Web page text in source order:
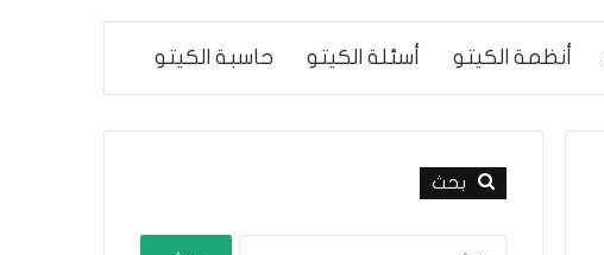
أنظمة الكيتو أسئلة الكيتو حاسبة الكيتو
بحث